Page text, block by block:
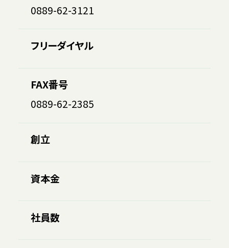
0889-62-3121
フリーダイヤル
FAX番号
0889-62-2385
創立
資本金
社員数